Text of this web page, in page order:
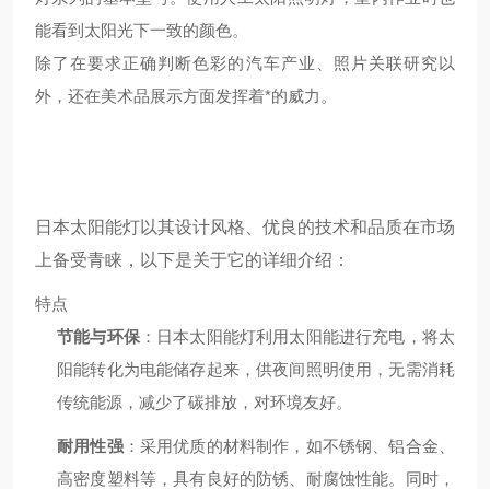
能看到太阳光下一致的颜色。
除了在要求正确判断色彩的汽车产业、照片关联研究以
外，还在美术品展示方面发挥着*的威力。
日本太阳能灯以其设计风格、优良的技术和品质在市场
上备受青睐，以下是关于它的详细介绍：
特点
节能与环保：日本太阳能灯利用太阳能进行充电，将太
阳能转化为电能储存起来，供夜间照明使用，无需消耗
传统能源，减少了碳排放，对环境友好。
耐用性强：采用优质的材料制作，如不锈钢、铝合金、
高密度塑料等，具有良好的防锈、耐腐蚀性能。同时，